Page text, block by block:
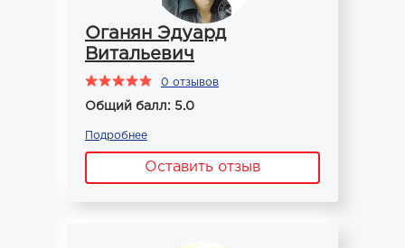
Оганян Эдуард
Витальевич
0 отзывов
Общий балл: 5.0
Подробнее
Оставить отзыв